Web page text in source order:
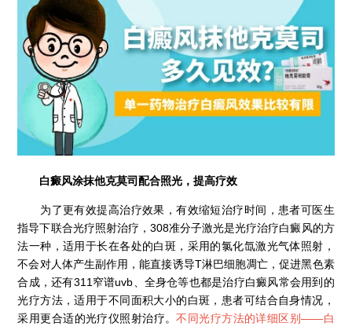
白癜风涂抹他克莫司配合照光，提高疗效
为了更有效提高治疗效果，有效缩短治疗时间，患者可医生
指导下联合光疗照射治疗，308准分子激光是光疗治疗白癜风的方
法一种，适用于长在各处的白斑，采用的氯化氙激光气体照射，
不会对人体产生副作用，能直接诱导T淋巴细胞凋亡，促进黑色素
合成，还有311窄谱uvb、全身仓等也都是治疗白癜风常会用到的
光疗方法，适用于不同面积大小的白斑，患者可结合自身情况，
采用更合适的光疗仪照射治疗。不同光疗方法的详细区别——白